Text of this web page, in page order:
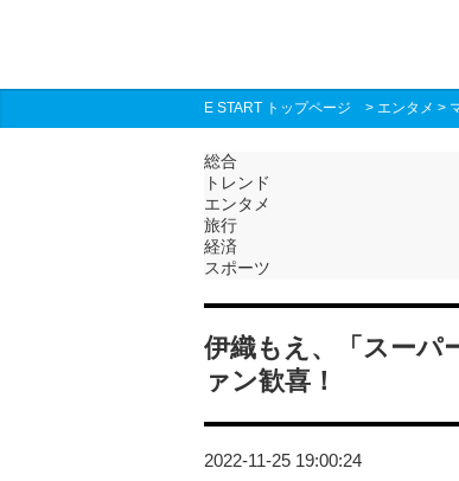
E START トップページ > エンタメ >
総合
トレンド
エンタメ
旅行
経済
スポーツ
伊織もえ、「スーパ
ァン歓喜！
2022-11-25 19:00:24